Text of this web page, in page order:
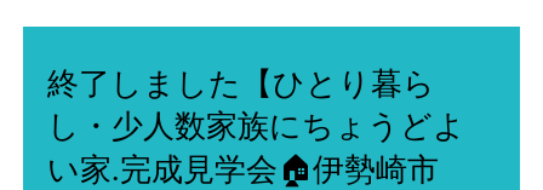
終了しました【ひとり暮ら
し・少人数家族にちょうどよ
い家.完成見学会🏠伊勢崎市